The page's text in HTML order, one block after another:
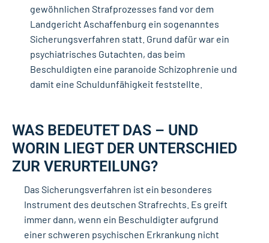
gewöhnlichen Strafprozesses fand vor dem
Landgericht Aschaffenburg ein sogenanntes
Sicherungsverfahren statt. Grund dafür war ein
psychiatrisches Gutachten, das beim
Beschuldigten eine paranoide Schizophrenie und
damit eine Schuldunfähigkeit feststellte.
WAS BEDEUTET DAS – UND
WORIN LIEGT DER UNTERSCHIED
ZUR VERURTEILUNG?
Das Sicherungsverfahren ist ein besonderes
Instrument des deutschen Strafrechts. Es greift
immer dann, wenn ein Beschuldigter aufgrund
einer schweren psychischen Erkrankung nicht